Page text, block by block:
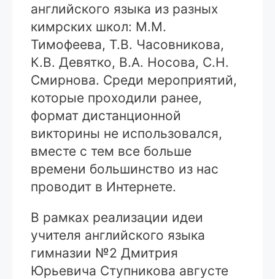
английского языка из разных
кимрских школ: М.М.
Тимофеева, Т.В. Часовникова,
К.В. Девятко, В.А. Носова, С.Н.
Смирнова. Среди мероприятий,
которые проходили ранее,
формат дистанционной
викторины не использовался,
вместе с тем все больше
времени большинство из нас
проводит в Интернете.
В рамках реализации идеи
учителя английского языка
гимназии №2 Дмитрия
Юрьевича Ступникова августе